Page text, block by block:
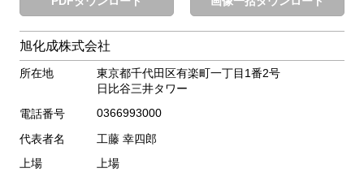
旭化成株式会社
所在地
東京都千代田区有楽町一丁目1番2号
日比谷三井タワー
電話番号
0366993000
代表者名
工藤 幸四郎
上場
上場